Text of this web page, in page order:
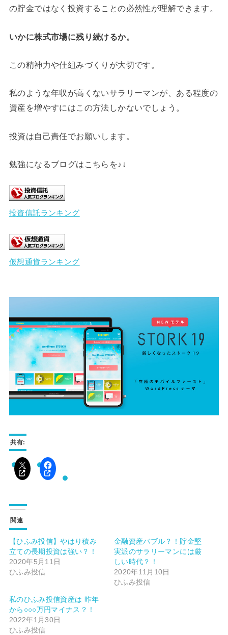
の貯金ではなく投資することの必然性が理解できます。
いかに株式市場に残り続けるか。
この精神力や仕組みづくりが大切です。
私のような年収が高くないサラリーマンが、ある程度の
資産を増やすにはこの方法しかないでしょう。
投資は自己責任でお願いします。
勉強になるブログはこちらを♪↓
投資信託ランキング
仮想通貨ランキング
共有:
関連
【ひふみ投信】やはり積み
立ての長期投資は強い？！
2020年5月11日
ひふみ投信
金融資産バブル？！貯金堅
実派のサラリーマンには厳
しい時代？！
2020年11月10日
ひふみ投信
私のひふみ投信資産は 昨年
から○○○万円マイナス？！
2022年1月30日
ひふみ投信